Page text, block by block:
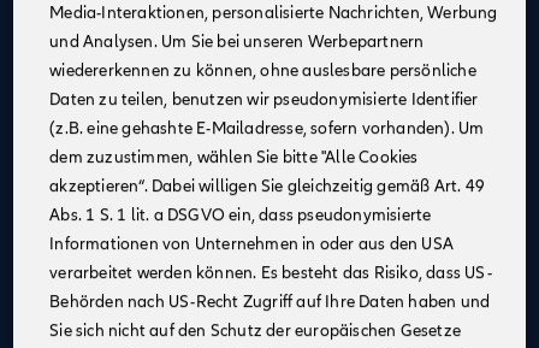
Kontinuierliche Unterstützung : Profitiere von
Schulungen und Coachings durch erfahrene
Mitarbeiter:innen, Trainer:innen und Führungskräfte,
um fachlich und persönlich zu wachsen.
Flexible Arbeitsmöglichkeiten
: Nutze unsere
digitalen Beratungstools, um von überall aus zu
arbeiten und Deine Kundinnen und Kunden
bestmöglich zu betreuen.
Attraktives Vergütungsmodell: Gestalte Dein
Einkommen selbst – durch Fleiß und Engagement
kannst Du über Dein Festgehalt hinaus Provisionen
Media-Interaktionen, personalisierte Nachrichten, Werbung
und Analysen. Um Sie bei unseren Werbepartnern
wiedererkennen zu können, ohne auslesbare persönliche
Daten zu teilen, benutzen wir pseudonymisierte Identifier
(z.B. eine gehashte E-Mailadresse, sofern vorhanden). Um
dem zuzustimmen, wählen Sie bitte "Alle Cookies
akzeptieren“. Dabei willigen Sie gleichzeitig gemäß Art. 49
Abs. 1 S. 1 lit. a DSGVO ein, dass pseudonymisierte
Informationen von Unternehmen in oder aus den USA
verarbeitet werden können. Es besteht das Risiko, dass US-
Behörden nach US-Recht Zugriff auf Ihre Daten haben und
Sie sich nicht auf den Schutz der europäischen Gesetze